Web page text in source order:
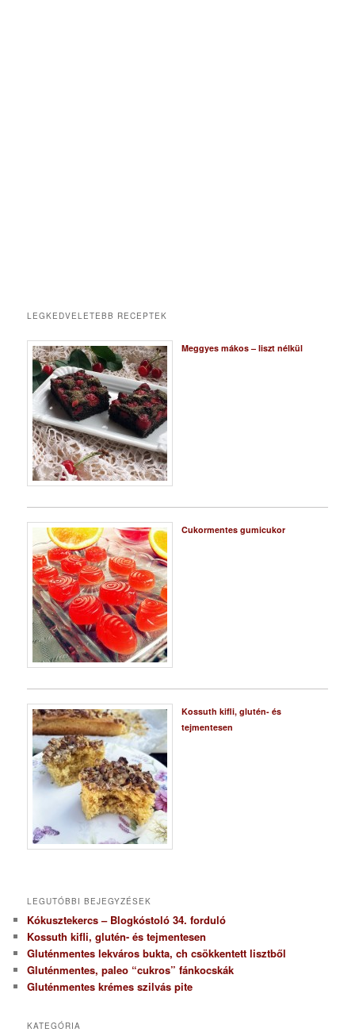
LEGKEDVELETEBB RECEPTEK
Meggyes mákos – liszt nélkül
Cukormentes gumicukor
Kossuth kifli, glutén- és
tejmentesen
LEGUTÓBBI BEJEGYZÉSEK
Kókusztekercs – Blogkóstoló 34. forduló
Kossuth kifli, glutén- és tejmentesen
Gluténmentes lekváros bukta, ch csökkentett lisztből
Gluténmentes, paleo “cukros” fánkocskák
Gluténmentes krémes szilvás pite
KATEGÓRIA